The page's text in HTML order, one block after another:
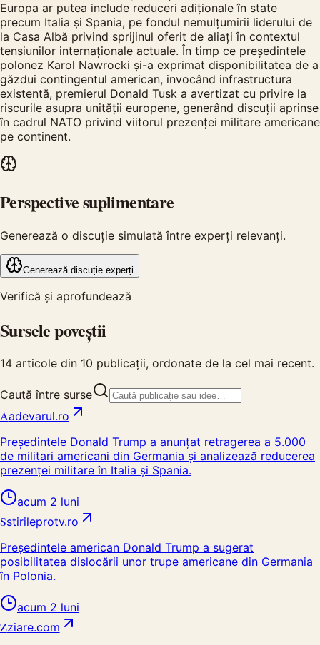
Europa ar putea include reduceri adiționale în state
precum Italia și Spania, pe fondul nemulțumirii liderului de
la Casa Albă privind sprijinul oferit de aliați în contextul
tensiunilor internaționale actuale. În timp ce președintele
polonez Karol Nawrocki și-a exprimat disponibilitatea de a
găzdui contingentul american, invocând infrastructura
existentă, premierul Donald Tusk a avertizat cu privire la
riscurile asupra unității europene, generând discuții aprinse
în cadrul NATO privind viitorul prezenței militare americane
pe continent.
Perspective suplimentare
Generează o discuție simulată între experți relevanți.
Generează discuție experți
Verifică și aprofundează
Sursele poveștii
14 articole din 10 publicații, ordonate de la cel mai recent.
Caută între surse
Aadevarul.ro
Președintele Donald Trump a anunțat retragerea a 5.000
de militari americani din Germania și analizează reducerea
prezenței militare în Italia și Spania.
acum 2 luni
Sstirileprotv.ro
Președintele american Donald Trump a sugerat
posibilitatea dislocării unor trupe americane din Germania
în Polonia.
acum 2 luni
Zziare.com